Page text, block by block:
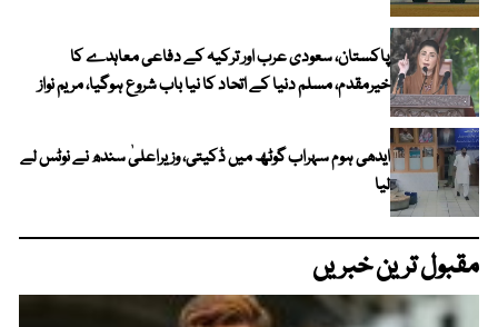
پاکستان، سعودی عرب اور ترکیہ کے دفاعی معاہدے کا
خیرمقدم، مسلم دنیا کے اتحاد کا نیا باب شروع ہوگیا، مریم نواز
ایدھی ہوم سہراب گوٹھ میں ڈکیتی، وزیراعلیٰ سندھ نے نوٹس لے
لیا
مقبول ترین خبریں